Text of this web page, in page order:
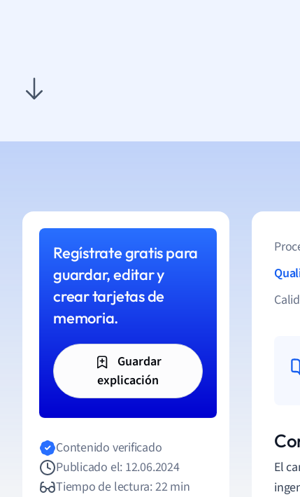
Regístrate gratis para
guardar, editar y
crear tarjetas de
memoria.
Guardar
explicación
Contenido verificado
Publicado el: 12.06.2024
Tiempo de lectura: 22 min
El